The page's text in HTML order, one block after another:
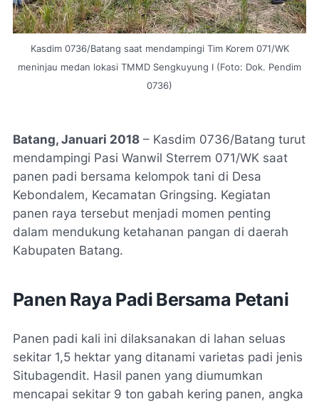
Kasdim 0736/Batang saat mendampingi Tim Korem 071/WK
meninjau medan lokasi TMMD Sengkuyung I (Foto: Dok. Pendim
0736)
Batang, Januari 2018 – Kasdim 0736/Batang turut
mendampingi Pasi Wanwil Sterrem 071/WK saat
panen padi bersama kelompok tani di Desa
Kebondalem, Kecamatan Gringsing. Kegiatan
panen raya tersebut menjadi momen penting
dalam mendukung ketahanan pangan di daerah
Kabupaten Batang.
Panen Raya Padi Bersama Petani
Panen padi kali ini dilaksanakan di lahan seluas
sekitar 1,5 hektar yang ditanami varietas padi jenis
Situbagendit. Hasil panen yang diumumkan
mencapai sekitar 9 ton gabah kering panen, angka